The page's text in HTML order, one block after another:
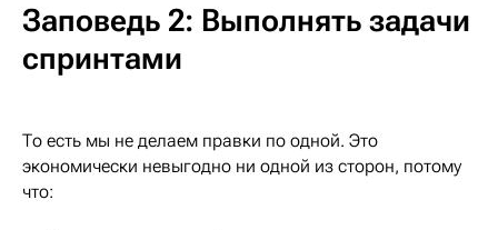
Заповедь 2: Выполнять задачи
спринтами
То есть мы не делаем правки по одной. Это
экономически невыгодно ни одной из сторон, потому
что: